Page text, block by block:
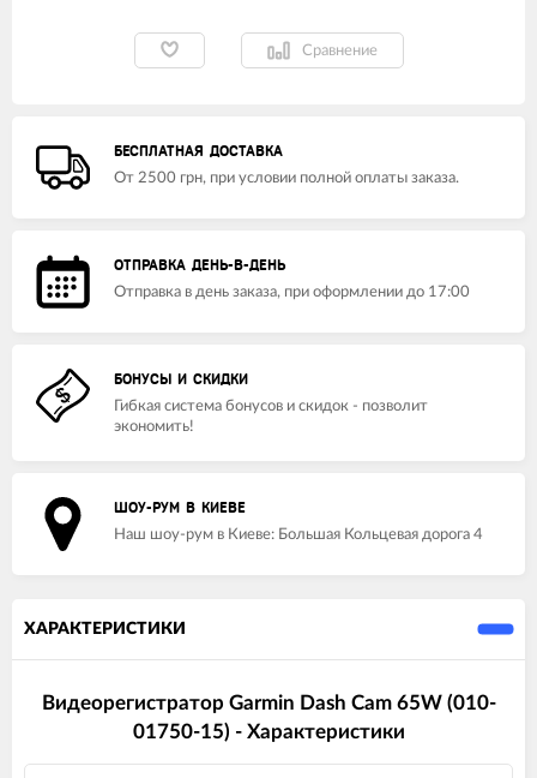
Сравнение
БЕСПЛАТНАЯ ДОСТАВКА
От 2500 грн, при условии полной оплаты заказа.
ОТПРАВКА ДЕНЬ-В-ДЕНЬ
Отправка в день заказа, при оформлении до 17:00
БОНУСЫ И СКИДКИ
Гибкая система бонусов и скидок - позволит
экономить!
ШОУ-РУМ В КИЕВЕ
Наш шоу-рум в Киеве: Большая Кольцевая дорога 4
ХАРАКТЕРИСТИКИ
Видеорегистратор Garmin Dash Cam 65W (010-
01750-15) - Характеристики